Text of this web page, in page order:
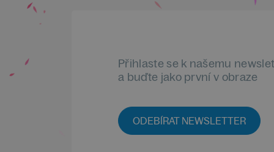
Přihlaste se k našemu
a buďte jako první v obraze
ODEBÍRAT NEWSLETTER